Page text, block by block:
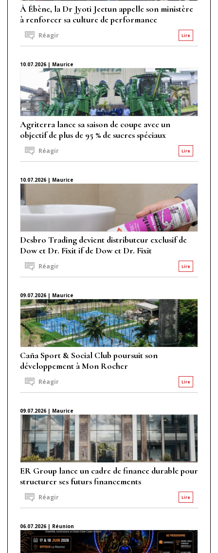
À Ébène, la Dr Jyoti Jeetun appelle son ministère
à renforcer sa culture de performance
Lire
Réagir
10.07.2026 | Maurice
Agriterra lance sa saison de coupe avec un
objectif de plus de 95 % de sucres spéciaux
Lire
Réagir
10.07.2026 | Maurice
Desbro Trading devient distributeur exclusif de
Dow et Dr. Fixit if de Dow et Dr. Fixit
Lire
Réagir
09.07.2026 | Maurice
Caña Sport & Social Club poursuit son
développement à Mon Rocher
Lire
Réagir
09.07.2026 | Maurice
ER Group lance un cadre de finance durable pour
structurer ses futurs financements
Lire
Réagir
06.07.2026 | Réunion